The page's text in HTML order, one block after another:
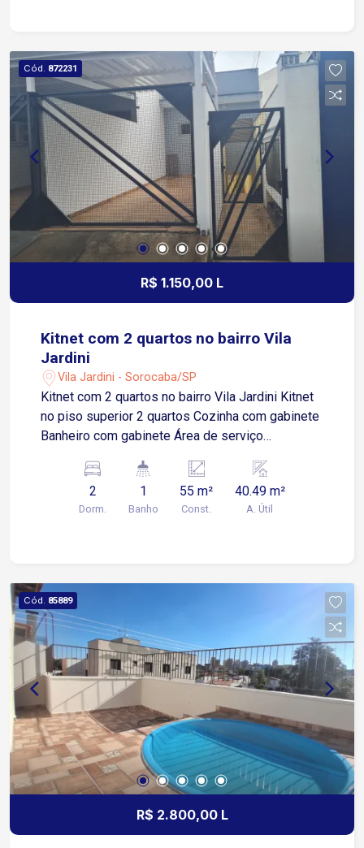
festas Imóvel ideal para quem busca praticidade,
conforto e fácil acesso às principais regiões da
cidade. Agende sua visita!
Cód. 872231
R$ 1.150,00 L
Kitnet com 2 quartos no bairro Vila
Jardini
Vila Jardini - Sorocaba/SP
Kitnet com 2 quartos no bairro Vila Jardini Kitnet
no piso superior 2 quartos Cozinha com gabinete
Banheiro com gabinete Área de serviço
A poucos metros da Rua Visconde do Rio Branco
Próximo à Av. General Carneiro Região
privilegiada e bem servida de comércio e
2
Dorm.
1
Banho
55 m²
Const.
40.49 m²
A. Útil
Cód. 85889
R$ 2.800,00 L